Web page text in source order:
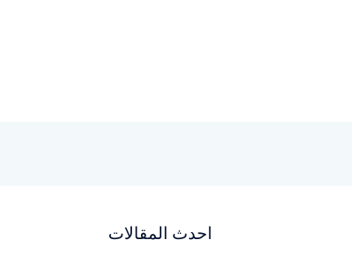
احدث المقالات